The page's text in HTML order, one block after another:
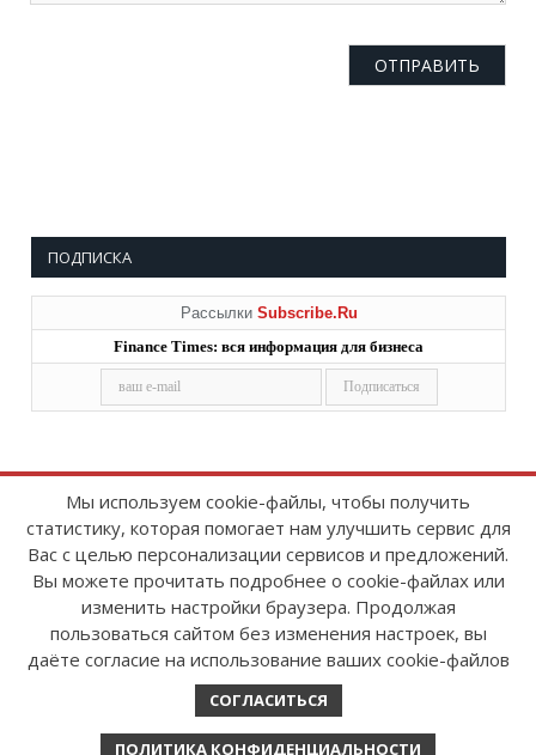
ПОДПИСКА
Рассылки Subscribe.Ru
Finance Times: вся информация для бизнеса
Copyright © 2008-2026FinanceTimes
Зарегистрировано в Роскомнадзоре
Свидетельство о регистрации СМИ:
серия Эл № ФС77-86300 от 10 ноября 2023 г
Мы используем cookie-файлы, чтобы получить
статистику, которая помогает нам улучшить сервис для
Вас с целью персонализации сервисов и предложений.
Вы можете прочитать подробнее о cookie-файлах или
изменить настройки браузера. Продолжая
пользоваться сайтом без изменения настроек, вы
даёте согласие на использование ваших cookie-файлов
СОГЛАСИТЬСЯ
ПОЛИТИКА КОНФИДЕНЦИАЛЬНОСТИ